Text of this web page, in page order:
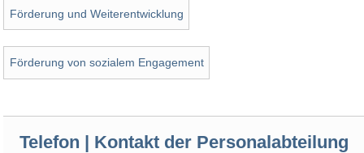
Förderung und Weiterentwicklung
Förderung von sozialem Engagement
Telefon | Kontakt der Personalabteilung